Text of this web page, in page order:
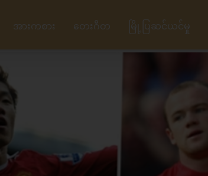
အားကစား တေးဂီတ မြို့ပြဆင်ယင်မှု